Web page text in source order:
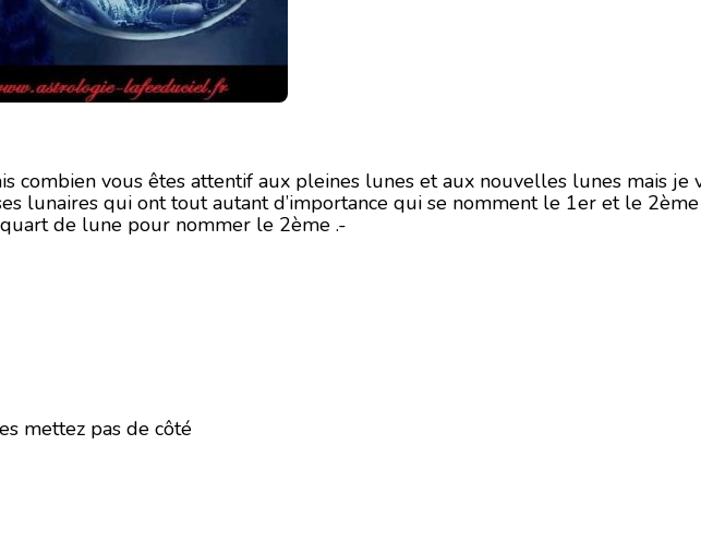
combien vous êtes attentif aux pleines lunes et aux nouvelles lunes mais
lunaires qui ont tout autant d’importance qui se nomment le 1er et le
de lune pour nommer le 2ème .-
mettez pas de côté